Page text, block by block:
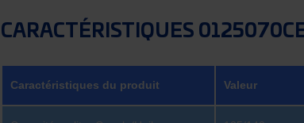
CARACTÉRISTIQUES
Caractéristiques du produit Valeur